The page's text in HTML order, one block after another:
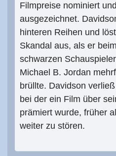
Filmpreise nominiert
ausgezeichnet.
hinteren Reihen und
Skandal aus, als er
schwarzen
Michael B. Jordan
brüllte. Davidson
bei der ein Film über
prämiert wurde, früher
weiter zu stören.